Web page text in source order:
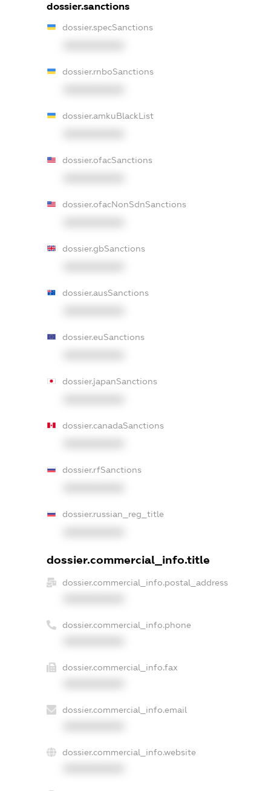
dossier.sanctions
dossier.specSanctions
dossier.rnboSanctions
dossier.amkuBlackList
dossier.ofacSanctions
dossier.ofacNonSdnSanctions
dossier.gbSanctions
dossier.ausSanctions
dossier.euSanctions
dossier.japanSanctions
dossier.canadaSanctions
dossier.rfSanctions
dossier.russian_reg_title
dossier.commercial_info.title
dossier.commercial_info.postal_address
dossier.commercial_info.phone
dossier.commercial_info.fax
dossier.commercial_info.email
dossier.commercial_info.website